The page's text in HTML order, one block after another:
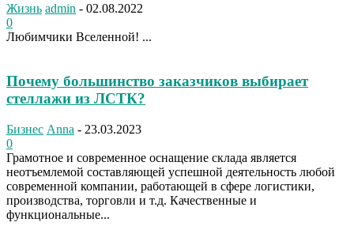
Жизнь admin - 02.08.2022
0
Любимчики Вселенной! ...
Почему большинство заказчиков выбирает
стеллажи из ЛСТК?
Бизнес Anna - 23.03.2023
0
Грамотное и современное оснащение склада является
неотъемлемой составляющей успешной деятельность любой
современной компании, работающей в сфере логистики,
производства, торговли и т.д. Качественные и
функциональные...